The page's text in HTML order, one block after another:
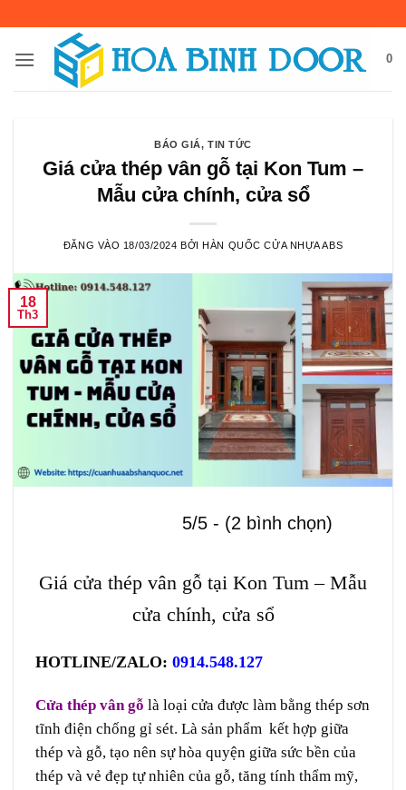
nội
0
BÁO GIÁ,TIN TỨC
Giá cửa thép vân gỗ tại Kon Tum –
Mẫu cửa chính, cửa sổ
ĐĂNG VÀO 18/03/2024 BỞIHÀN QUỐC CỬA NHỰA ABS
18
Th3
5/5 - (2 bình chọn)
Giá cửa thép vân gỗ tại Kon Tum – Mẫu
cửa chính, cửa sổ
HOTLINE/ZALO: 0914.548.127
Cửa thép vân gỗ là loại cửa được làm bằng thép sơn
tĩnh điện chống gỉ sét. Là sản phẩm kết hợp giữa
thép và gỗ, tạo nên sự hòa quyện giữa sức bền của
thép và vẻ đẹp tự nhiên của gỗ, tăng tính thẩm mỹ,